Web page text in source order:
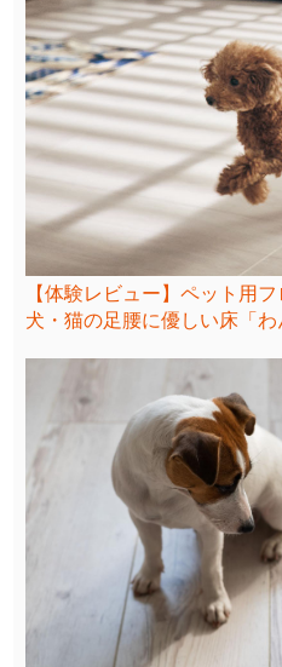
【体験レビュー】ペット用
犬・猫の足腰に優しい床「わ